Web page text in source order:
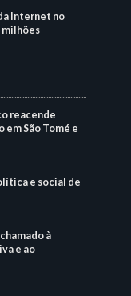
Internet no
milhões
reacende
São Tomé e
e social de
à
e ao